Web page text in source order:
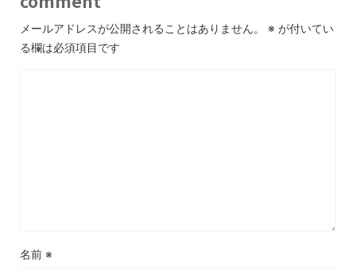
メールアドレスが公開されることはありません。 ※ が付いてい
る欄は必須項目です
名前 ※